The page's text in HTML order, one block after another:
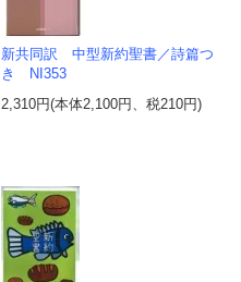
新共同訳 中型新約聖書／詩篇つ
き NI353
2,310円(本体2,100円、税210円)